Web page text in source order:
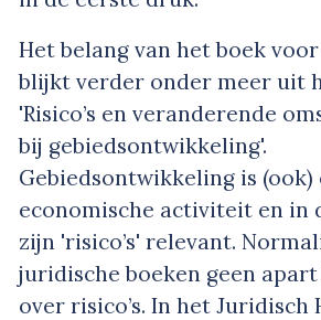
Het belang van het boek
blijkt verder onder meer uit
'Risico’s en veranderende
bij gebiedsontwikkeling'.
Gebiedsontwikkeling is (ook)
economische activiteit en in
zijn 'risico’s' relevant.
juridische boeken geen
over risico’s. In het Juridisch